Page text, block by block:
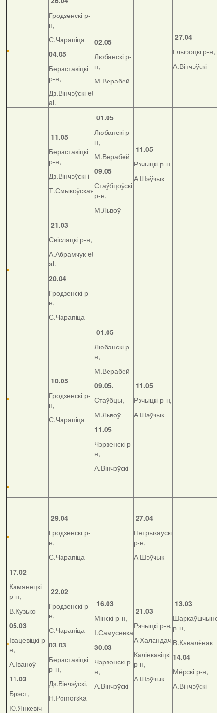
Гродзенскі р-
н,
С.Чарапіца
04.05
Бераставіцкі
р-н,
Дз.Вінчэўскі et
al.
02.05
Любанскі р-
н,
М.Верабей
27.04
Глыбоцкі р-н,
А.Вінчэўскі
11.05
Бераставіцкі
р-н,
Дз.Вінчэўскі і
Т.Смыкоўская
01.05
Любанскі р-
н,
М.Верабей
09.05
Стаўбцоўскі
р-н,
М.Львоў
11.05
Рэчыцкі р-н,
А.Шэўчык
21.03
Свіслацкі р-н,
А.Абрамчук et
al.
20.04
Гродзенскі р-
н,
С.Чарапіца
10.05
Гродзенскі р-
н,
С.Чарапіца
01.05
Любанскі р-
н,
М.Верабей
09.05.
Стаўбцы,
М.Львоў
11.05
Чэрвенскі р-
н,
А.Вінчэўскі
11.05
Рэчыцкі р-н,
А.Шэўчык
29.04
Гродзенскі р-
н,
С.Чарапіца
27.04
Петрыкаўскі
р-н,
А.Шэўчык
17.02
Камянецкі
р-н,
В.Кузько
05.03
Івацевіцкі р-
н,
А.Іваноў
11.03
Брэст,
Ю.Янкевіч
22.02
Гродзенскі р-
н,
С.Чарапіца
03.03
Бераставіцкі
р-н,
Дз.Вінчэўскі,
H.Pomorska
16.03
Мінскі р-н,
І.Самусенка
30.03
Чэрвенскі р-
н,
А.Вінчэўскі
21.03
Рэчыцкі р-н,
А.Халандач
Калінкавіцкі
р-н,
А.Шэўчык
13.03
р-н,
В.Кавалёнак
14.04
Мёрскі р-н,
А.Вінчэўскі